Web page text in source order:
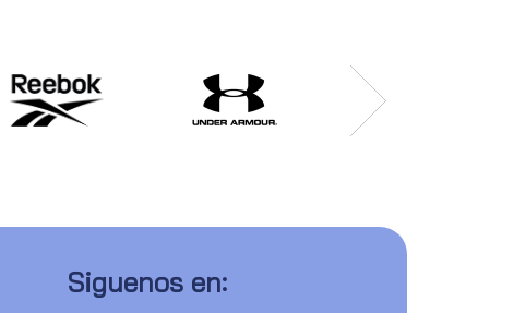
Siguenos en: